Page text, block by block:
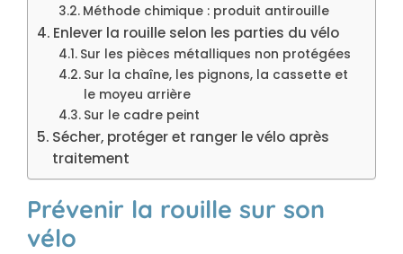
Méthode chimique : produit antirouille
Enlever la rouille selon les parties du vélo
Sur les pièces métalliques non protégées
Sur la chaîne, les pignons, la cassette et
le moyeu arrière
Sur le cadre peint
Sécher, protéger et ranger le vélo après
traitement
Prévenir la rouille sur son
vélo